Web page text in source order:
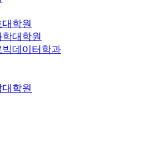
학원
대학원
빅데이터학과
학원